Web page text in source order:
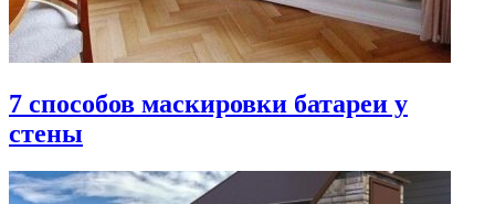
7 способов маскировки батареи у
стены